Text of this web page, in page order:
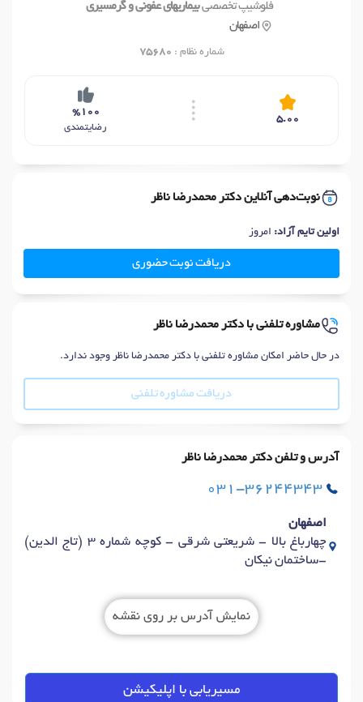
فلوشیپ تخصصیبیماریهای عفونی و گرمسیری
اصفهان
شماره نظام : 75680
5.00
%100
رضایتمندی
نوبت‌دهی آنلاین دکتر محمدرضا ناظر
اولین تایم آزاد: امروز
دریافت نوبت حضوری
مشاوره تلفنی با دکتر محمدرضا ناظر
در حال حاضر امکان مشاوره تلفنی با دکتر محمدرضا ناظر وجود ندارد.
دریافت مشاوره تلفنی
آدرس و تلفن دکتر محمدرضا ناظر
031-36244343
اصفهان
چهارباغ بالا - شریعتی شرقی - کوچه شماره 3 (تاج الدین)
-ساختمان نیکان
نمایش آدرس بر روی نقشه
مسیریابی با اپلیکیشن